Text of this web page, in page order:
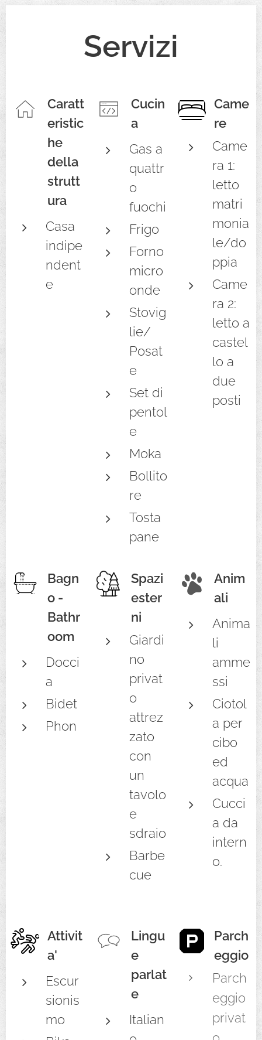
Servizi
Caratt
eristic
he
della
strutt
ura
Casa
indipe
ndent
e
Cucin
a
Gas a
quattr
o
fuochi
Frigo
Forno
micro
onde
Stovig
lie/
Posat
e
Set di
pentol
e
Moka
Bollito
re
Tosta
pane
Came
re
Came
ra 1:
letto
matri
monia
le/do
ppia
Came
ra 2:
letto a
castel
lo a
due
posti
Bagn
o -
Bathr
oom
Docci
a
Bidet
Phon
Spazi
ester
ni
Giardi
no
privat
o
attrez
zato
con
un
tavolo
e
sdraio
Barbe
cue
Anim
ali
Anima
li
amme
ssi
Ciotol
a per
cibo
ed
acqua
Cucci
a da
intern
o.
Attivit
a'
Escur
sionis
mo
Lingu
e
parlat
e
Italian
Parch
eggio
Parch
eggio
privat